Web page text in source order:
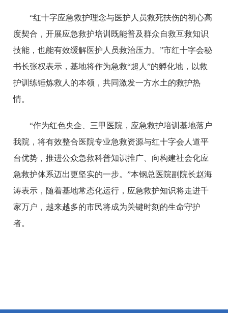
“红十字应急救护理念与医护人员救死扶伤的初心高
度契合，开展应急救护培训既能普及群众自救互救知识
技能，也能有效缓解医护人员救治压力。”市红十字会秘
书长张权表示，基地将作为急救“超人”的孵化地，以救
护训练锤炼救人的本领，共同激发一方水土的救护热
情。
“作为红色央企、三甲医院，应急救护培训基地落户
我院，将有效整合医院专业急救资源与红十字会人道平
台优势，推进公众急救科普知识推广、向构建社会化应
急救护体系迈出更坚实的一步。”本钢总医院副院长赵海
涛表示，随着基地常态化运行，应急救护知识将走进千
家万户，越来越多的市民将成为关键时刻的生命守护
者。